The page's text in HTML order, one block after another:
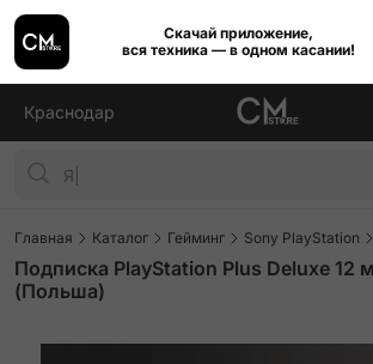
Скачай приложение,
вся техника — в одном касании!
Краснодар
Главная Каталог Гейминг Sony PlayStation
Подписка PlayStation Plus Deluxe 12
(Польша)